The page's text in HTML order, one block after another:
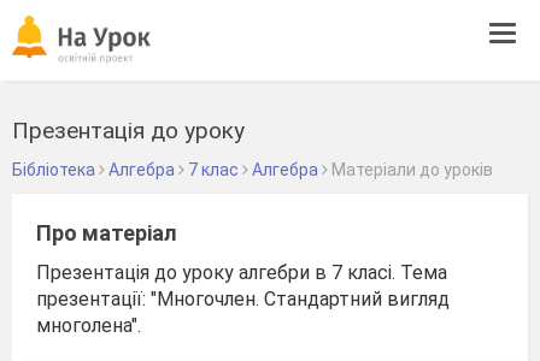
Презентація до уроку
Бібліотека Алгебра 7 клас Алгебра Матеріали до уроків
Про матеріал
Презентація до уроку алгебри в 7 класі. Тема
презентації: "Многочлен. Стандартний вигляд
многолена".